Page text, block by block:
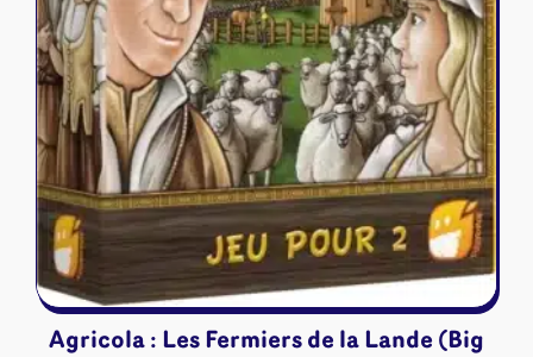
Agricola : Les Fermiers de la Lande (Big